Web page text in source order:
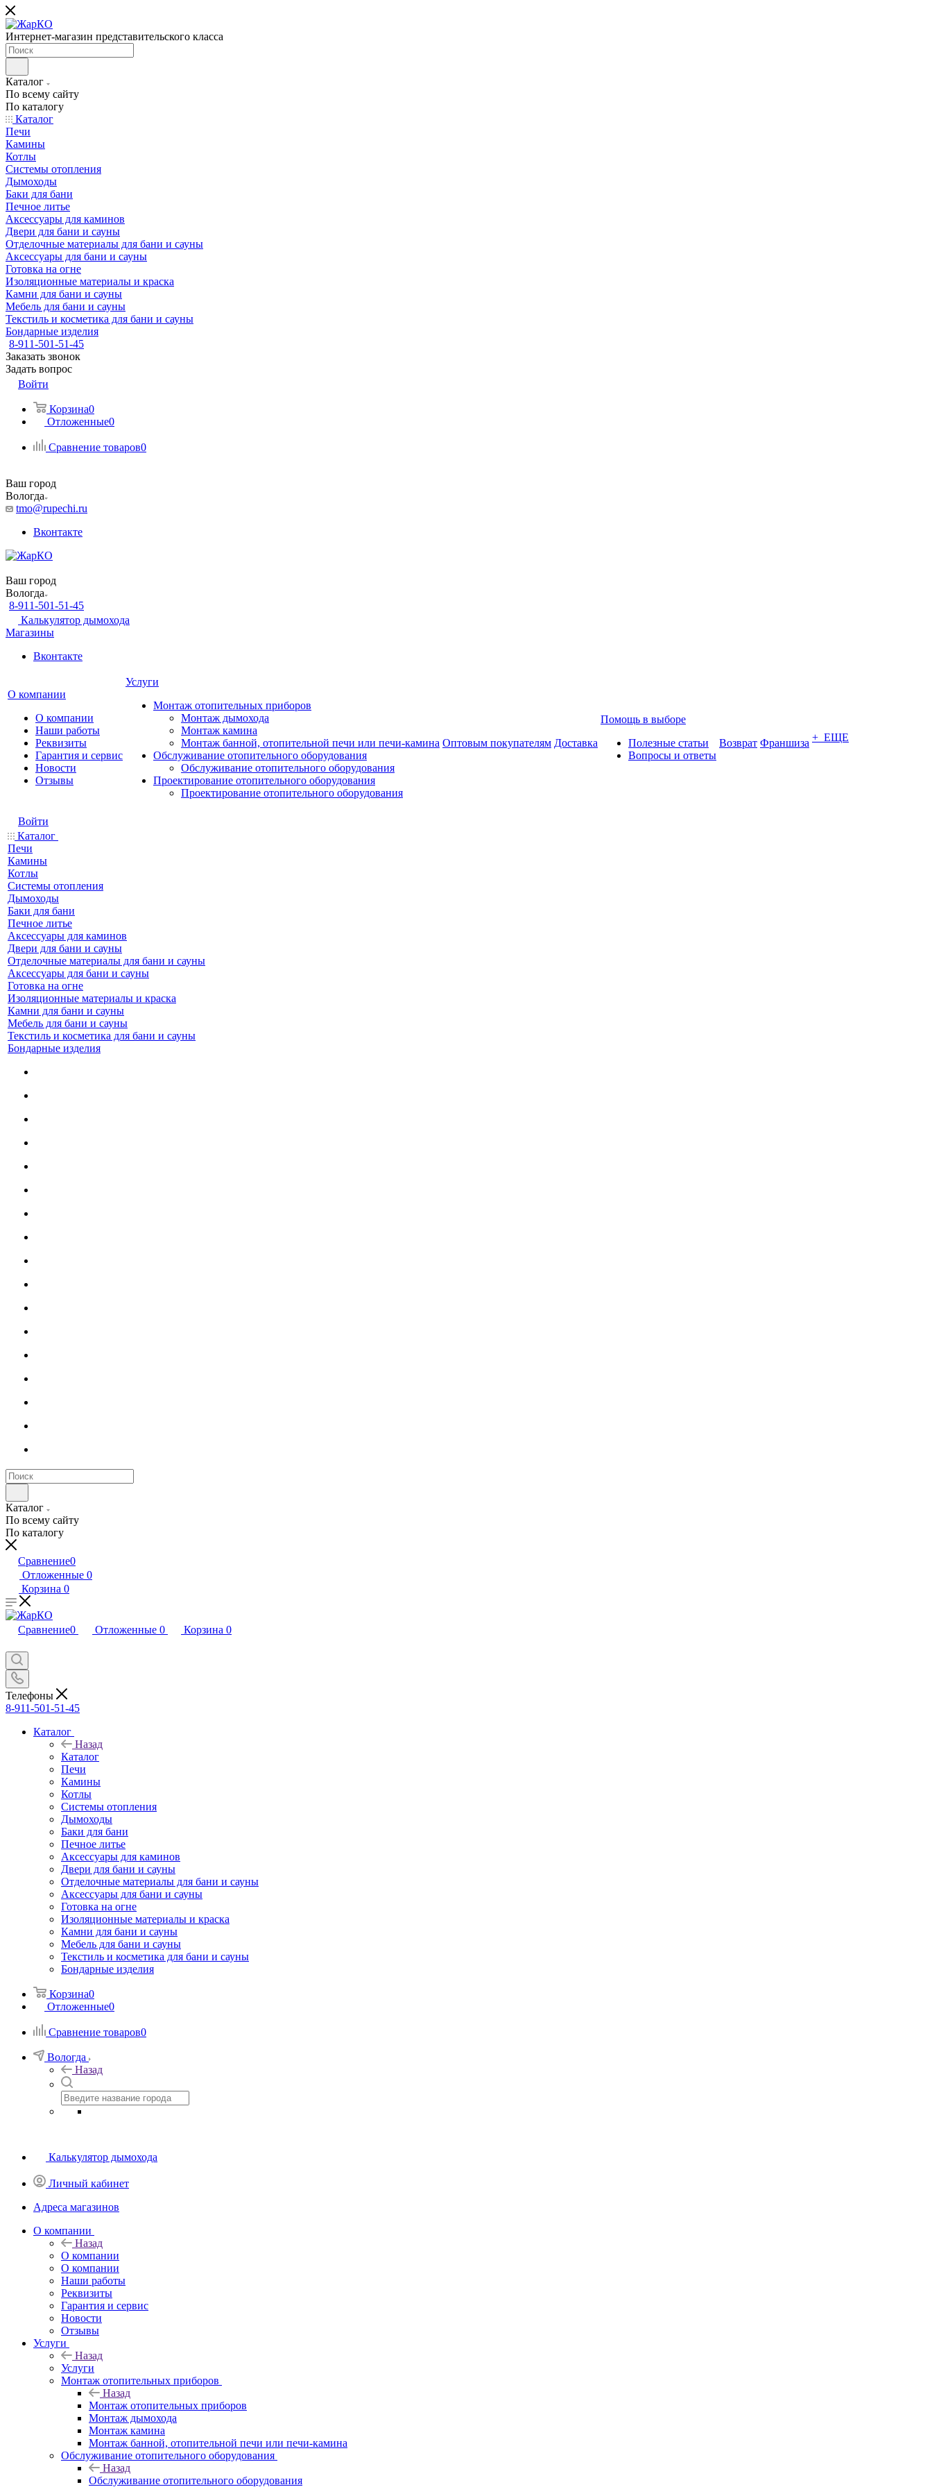
Интернет-магазин представительского класса
Каталог
По всему сайту
По каталогу
Каталог
Печи
Камины
Котлы
Системы отопления
Дымоходы
Баки для бани
Печное литье
Аксессуары для каминов
Двери для бани и сауны
Отделочные материалы для бани и сауны
Аксессуары для бани и сауны
Готовка на огне
Изоляционные материалы и краска
Камни для бани и сауны
Мебель для бани и сауны
Текстиль и косметика для бани и сауны
Бондарные изделия
8-911-501-51-45
Заказать звонок
Задать вопрос
Войти
Корзина0
Отложенные0
Сравнение товаров0
Ваш город
Вологда
tmo@rupechi.ru
Вконтакте
Ваш город
Вологда
8-911-501-51-45
Калькулятор дымохода
Магазины
Вконтакте
О компании
О компании
Наши работы
Реквизиты
Гарантия и сервис
Новости
Отзывы
Услуги
Монтаж отопительных приборов
Монтаж дымохода
Монтаж камина
Монтаж банной, отопительной печи или печи-камина
Обслуживание отопительного оборудования
Обслуживание отопительного оборудования
Проектирование отопительного оборудования
Проектирование отопительного оборудования
Оптовым покупателям Доставка
Помощь в выборе
Полезные статьи
Вопросы и ответы
Возврат Франшиза + ЕЩЕ
Войти
Каталог
Печи
Камины
Котлы
Системы отопления
Дымоходы
Баки для бани
Печное литье
Аксессуары для каминов
Двери для бани и сауны
Отделочные материалы для бани и сауны
Аксессуары для бани и сауны
Готовка на огне
Изоляционные материалы и краска
Камни для бани и сауны
Мебель для бани и сауны
Текстиль и косметика для бани и сауны
Бондарные изделия
Каталог
По всему сайту
По каталогу
Сравнение0
Отложенные 0
Корзина 0
Сравнение0 Отложенные 0 Корзина 0
Телефоны
8-911-501-51-45
Каталог
Назад
Каталог
Печи
Камины
Котлы
Системы отопления
Дымоходы
Баки для бани
Печное литье
Аксессуары для каминов
Двери для бани и сауны
Отделочные материалы для бани и сауны
Аксессуары для бани и сауны
Готовка на огне
Изоляционные материалы и краска
Камни для бани и сауны
Мебель для бани и сауны
Текстиль и косметика для бани и сауны
Бондарные изделия
Корзина0
Отложенные0
Сравнение товаров0
Вологда
Назад
Калькулятор дымохода
Личный кабинет
Адреса магазинов
O компании
Назад
O компании
О компании
Наши работы
Реквизиты
Гарантия и сервис
Новости
Отзывы
Услуги
Назад
Услуги
Монтаж отопительных приборов
Назад
Монтаж отопительных приборов
Монтаж дымохода
Монтаж камина
Монтаж банной, отопительной печи или печи-камина
Обслуживание отопительного оборудования
Назад
Обслуживание отопительного оборудования